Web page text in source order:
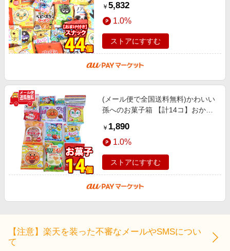
(omtma7378k)
￥ 5,832
1.0%
ストアにすすむ
(メール便で全国送料無料)かわいい
孫へのお菓子箱 【計14コ】おかし
￥ 1,890
1.0%
ストアにすすむ
【注意】楽天を装った不審なメールやSMSについ
て